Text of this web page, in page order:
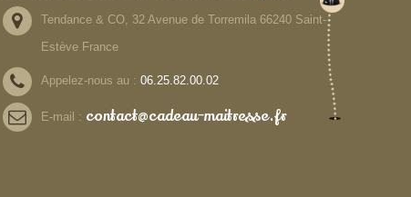
Tendance & CO, 32 Avenue de Torremila 66240 Saint-
Estève France
Appelez-nous au : 06.25.82.00.02
E-mail : contact@cadeau-maitresse.fr